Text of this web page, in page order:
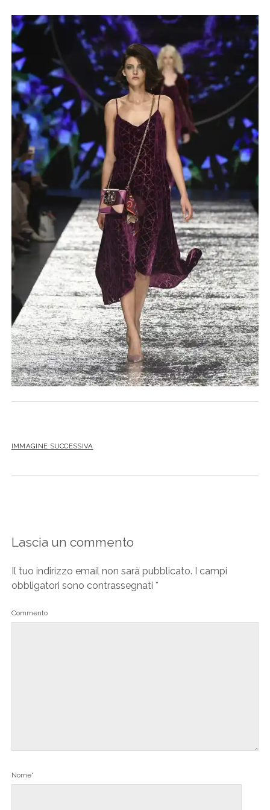
IMMAGINE SUCCESSIVA
Lascia un commento
Il tuo indirizzo email non sarà pubblicato.
I campi
obbligatori sono contrassegnati *
Commento
Nome*